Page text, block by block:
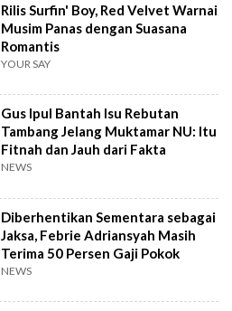
Rilis Surfin' Boy, Red Velvet Warnai
Musim Panas dengan Suasana
Romantis
YOUR SAY
Gus Ipul Bantah Isu Rebutan
Tambang Jelang Muktamar NU: Itu
Fitnah dan Jauh dari Fakta
NEWS
Diberhentikan Sementara sebagai
Jaksa, Febrie Adriansyah Masih
Terima 50 Persen Gaji Pokok
NEWS